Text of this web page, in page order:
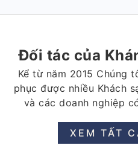
Đối tác của
Kể từ năm 2015 Chúng
phục được nhiều Khách
và các doanh nghiệp
XEM TẤT